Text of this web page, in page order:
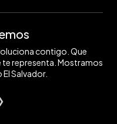
contigo. Que
representa. Mostramos
Salvador.